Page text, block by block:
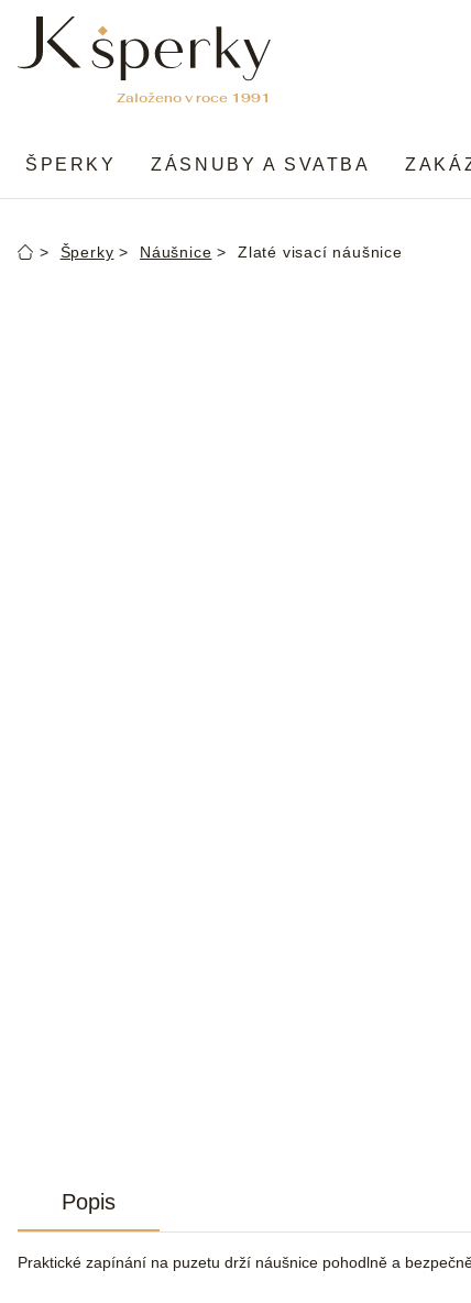
obsah
ŠPERKY ZÁSNUBY A SVATBA
DomůŠperky Náušnice Zlaté visací náušnice
Popis
Praktické zapínání na puzetu drží náušnice pohodlně a